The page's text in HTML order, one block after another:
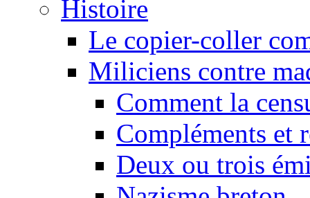
Histoire
Le copier-coller
Miliciens contre
Comment la
Compléments et
Deux ou trois